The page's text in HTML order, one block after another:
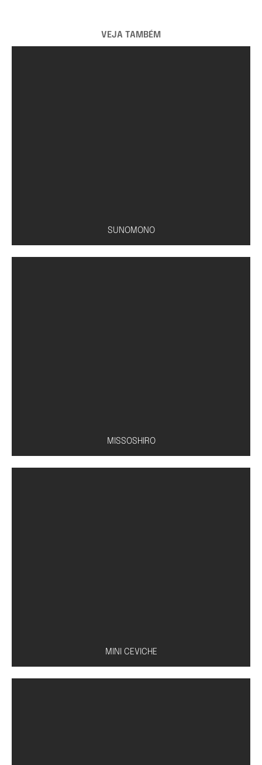
VEJA TAMBÉM
SUNOMONO
MISSOSHIRO
MINI CEVICHE